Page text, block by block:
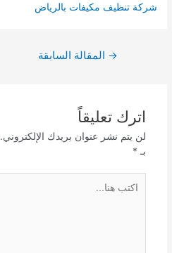
شركة تنظيف مكيفات بالرياض
→ المقالة السابقة
اترك تعليقاً
لن يتم نشر عنوان بريدك الإلكتروني.
بـ *
هنا...